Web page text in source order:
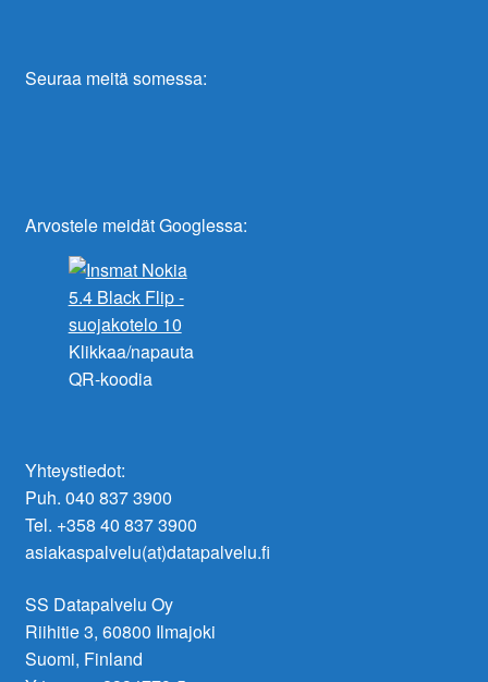
Seuraa meitä somessa:
Arvostele meidät Googlessa:
Klikkaa/napauta
QR-koodia
Yhteystiedot:
Puh. 040 837 3900
Tel. +358 40 837 3900
asiakaspalvelu(at)datapalvelu.fi
SS Datapalvelu Oy
Riihitie 3, 60800 Ilmajoki
Suomi, Finland